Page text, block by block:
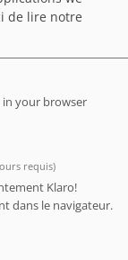
fuyez-le
de séjour déc 2023
expérience
Esther de la
et d'un
sont très
et merci
de lire notre
in your browser
requis)
Klaro!
dans le navigateur.